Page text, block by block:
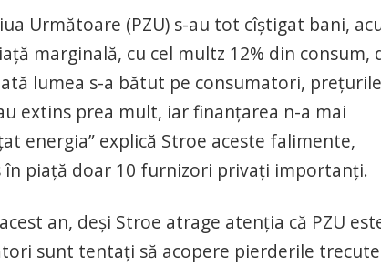
Următoare (PZU) s-au tot cîştigat bani,
marginală, cu cel multz 12% din consum,
lumea s-a bătut pe consumatori,
extins prea mult, iar finanţarea n-a mai
energia” explică Stroe aceste falimente,
piaţă doar 10 furnizori privaţi importanţi.
an, deşi Stroe atrage atenţia că PZU
sunt tentaţi să acopere pierderile